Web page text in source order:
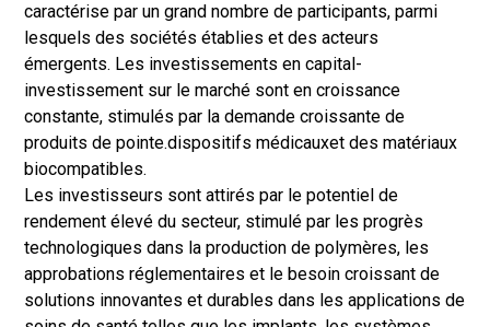
caractérise par un grand nombre de participants, parmi
lesquels des sociétés établies et des acteurs
émergents. Les investissements en capital-
investissement sur le marché sont en croissance
constante, stimulés par la demande croissante de
produits de pointe.dispositifs médicauxet des matériaux
biocompatibles.
Les investisseurs sont attirés par le potentiel de
rendement élevé du secteur, stimulé par les progrès
technologiques dans la production de polymères, les
approbations réglementaires et le besoin croissant de
solutions innovantes et durables dans les applications de